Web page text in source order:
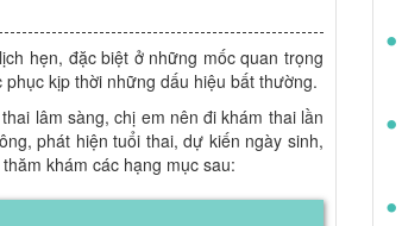
hẹn, đặc biệt ở những mốc quan trọng
kịp thời những dấu hiệu bất thường.
lâm sàng, chị em nên đi khám thai lần
phát hiện tuổi thai, dự kiến ngày sinh,
khám các hạng mục sau: